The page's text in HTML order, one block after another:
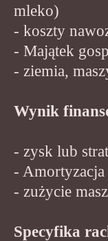
mleko)
- koszty
- Majątek
- ziemia,
Wynik
- zysk lub
- Amortyzacja
- zużycie
Specyfika